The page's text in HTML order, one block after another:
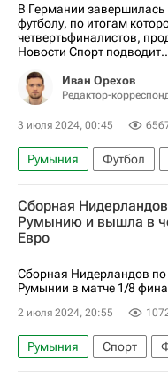
В Германии
футболу, по итогам
четвертьфиналистов,
Новости Спорт
Иван Орехов
Редактор-
3 июля 2024, 00:45
Румыния Футбол
Спорт — видео
Материалы РИА Спорт
Чемпионат Европы по
Криштиану Роналду
Кевин Де Брёйне
Германия
Италия
Сборная
Румынию и вышла в
Евро
Сборная Нидерландов
Румынии в матче 1/8
2 июля 2024, 20:55
Румыния Спорт
Нидерланды